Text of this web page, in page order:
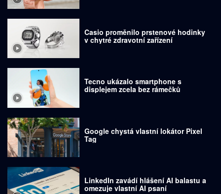
Casio proměnilo prstenové hodinky
v chytré zdravotní zařízení
Tecno ukázalo smartphone s
displejem zcela bez rámečků
Google chystá vlastní lokátor Pixel
Tag
LinkedIn zavádí hlášení AI balastu a
omezuje vlastní AI psaní